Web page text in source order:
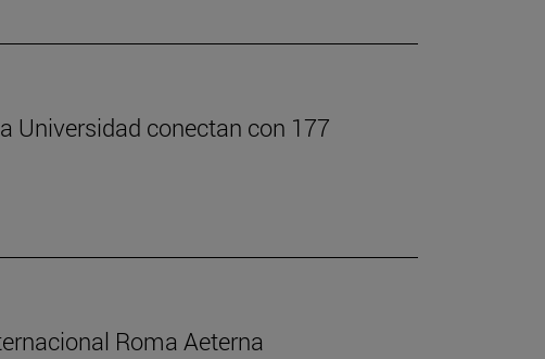
Universidad conectan con 177
Roma Aeterna